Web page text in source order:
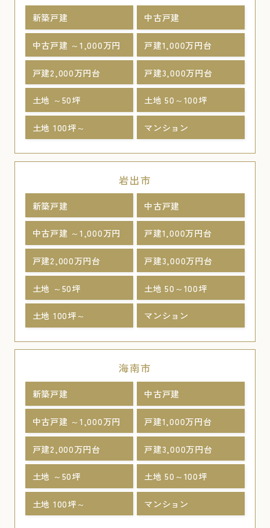
新築戸建 中古戸建
中古戸建 ～1,000万円 戸建1,000万円台
戸建2,000万円台 戸建3,000万円台
土地 ～50坪 土地 50～100坪
土地 100坪～ マンション
岩出市
新築戸建 中古戸建
中古戸建 ～1,000万円 戸建1,000万円台
戸建2,000万円台 戸建3,000万円台
土地 ～50坪 土地 50～100坪
土地 100坪～ マンション
海南市
新築戸建 中古戸建
中古戸建 ～1,000万円 戸建1,000万円台
戸建2,000万円台 戸建3,000万円台
土地 ～50坪 土地 50～100坪
土地 100坪～ マンション